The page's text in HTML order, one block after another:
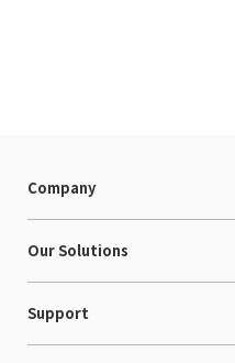
Company
About us
カルチャー
採用情報
Our Solutions
越境ECコンサルティング
Shopee支援
Support